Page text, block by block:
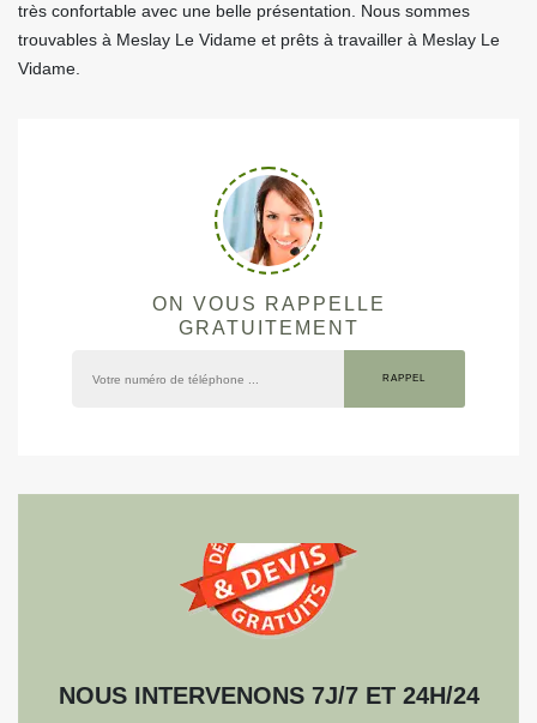
très confortable avec une belle présentation. Nous sommes
trouvables à Meslay Le Vidame et prêts à travailler à Meslay Le
Vidame.
ON VOUS RAPPELLE
GRATUITEMENT
NOUS INTERVENONS 7J/7 ET 24H/24